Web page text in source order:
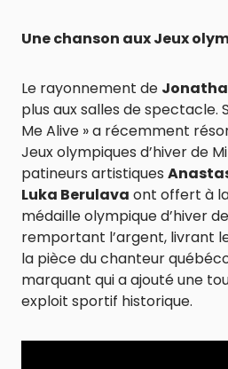
Une chanson aux Jeux
Le rayonnement de
plus aux salles de spectacle.
Me Alive » a récemment
Jeux olympiques d’hiver de
patineurs artistiques
Luka Berulava ont offert à
médaille olympique d’hiver
remportant l’argent, livrant
la pièce du chanteur
marquant qui a ajouté une
exploit sportif historique.